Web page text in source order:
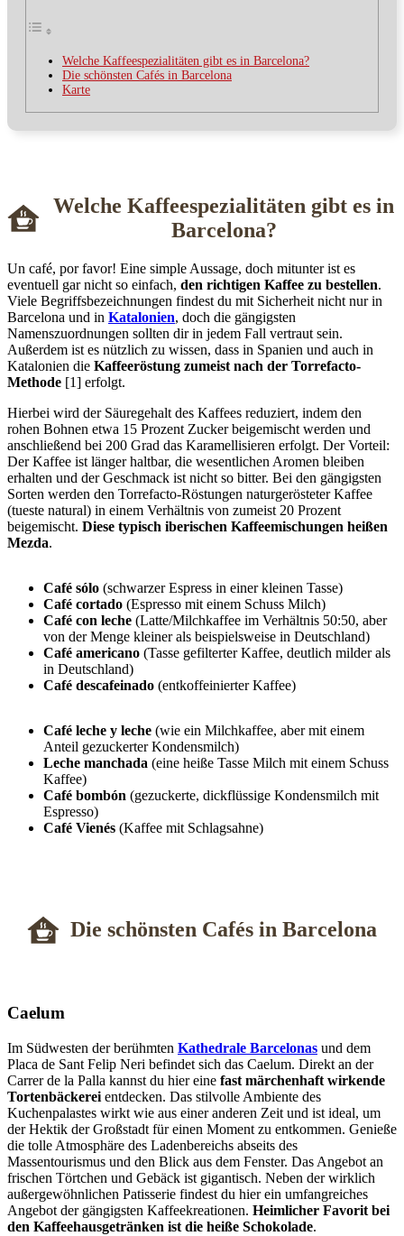
Welche Kaffeespezialitäten gibt es in Barcelona?
Die schönsten Cafés in Barcelona
Karte
Welche Kaffeespezialitäten gibt es in
Barcelona?
Un café, por favor! Eine simple Aussage, doch mitunter ist es
eventuell gar nicht so einfach, den richtigen Kaffee zu bestellen.
Viele Begriffsbezeichnungen findest du mit Sicherheit nicht nur in
Barcelona und in Katalonien, doch die gängigsten
Namenszuordnungen sollten dir in jedem Fall vertraut sein.
Außerdem ist es nützlich zu wissen, dass in Spanien und auch in
Katalonien die Kaffeeröstung zumeist nach der Torrefacto-
Methode [1] erfolgt.
Hierbei wird der Säuregehalt des Kaffees reduziert, indem den
rohen Bohnen etwa 15 Prozent Zucker beigemischt werden und
anschließend bei 200 Grad das Karamellisieren erfolgt. Der Vorteil:
Der Kaffee ist länger haltbar, die wesentlichen Aromen bleiben
erhalten und der Geschmack ist nicht so bitter. Bei den gängigsten
Sorten werden den Torrefacto-Röstungen naturgerösteter Kaffee
(tueste natural) in einem Verhältnis von zumeist 20 Prozent
beigemischt. Diese typisch iberischen Kaffeemischungen heißen
Mezda.
Café sólo (schwarzer Espress in einer kleinen Tasse)
Café cortado (Espresso mit einem Schuss Milch)
Café con leche (Latte/Milchkaffee im Verhältnis 50:50, aber
von der Menge kleiner als beispielsweise in Deutschland)
Café americano (Tasse gefilterter Kaffee, deutlich milder als
in Deutschland)
Café descafeinado (entkoffeinierter Kaffee)
Café leche y leche (wie ein Milchkaffee, aber mit einem
Anteil gezuckerter Kondensmilch)
Leche manchada (eine heiße Tasse Milch mit einem Schuss
Kaffee)
Café bombón (gezuckerte, dickflüssige Kondensmilch mit
Espresso)
Café Vienés (Kaffee mit Schlagsahne)
Die schönsten Cafés in Barcelona
Caelum
Im Südwesten der berühmten Kathedrale Barcelonas und dem
Placa de Sant Felip Neri befindet sich das Caelum. Direkt an der
Carrer de la Palla kannst du hier eine fast märchenhaft wirkende
Tortenbäckerei entdecken. Das stilvolle Ambiente des
Kuchenpalastes wirkt wie aus einer anderen Zeit und ist ideal, um
der Hektik der Großstadt für einen Moment zu entkommen. Genieße
die tolle Atmosphäre des Ladenbereichs abseits des
Massentourismus und den Blick aus dem Fenster. Das Angebot an
frischen Törtchen und Gebäck ist gigantisch. Neben der wirklich
außergewöhnlichen Patisserie findest du hier ein umfangreiches
Angebot der gängigsten Kaffeekreationen. Heimlicher Favorit bei
den Kaffeehausgetränken ist die heiße Schokolade.